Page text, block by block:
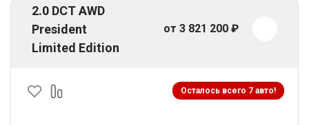
2.0 DCT AWD
President
Limited Edition
от 3 821 200 ₽
Осталось всего 7 авто!